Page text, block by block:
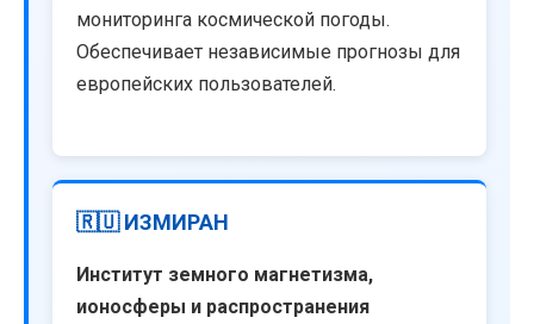
мониторинга космической погоды.
Обеспечивает независимые прогнозы для
европейских пользователей.
🇷🇺 ИЗМИРАН
Институт земного магнетизма,
ионосферы и распространения